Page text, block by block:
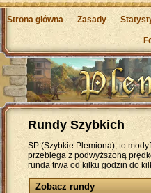
Strona główna - Zasady -
Rundy Szybkich
SP (Szybkie Plemiona), to
przebiega z podwyższoną
runda trwa od kilku godzin do
Zobacz rundy